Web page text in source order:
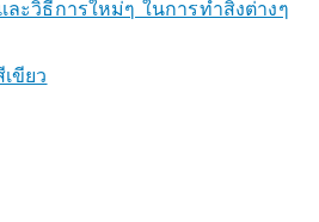
ะวิธีการใหม่ๆ ในการทำสิ่งต่างๆ
ขียว